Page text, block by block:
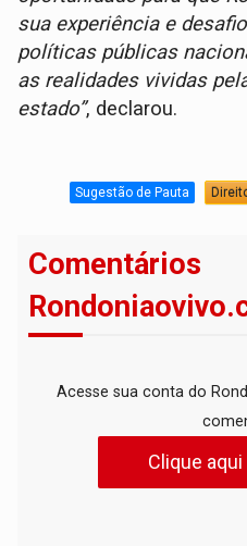
sua experiência e
políticas públicas
as realidades vividas
estado”, declarou.
Sugestão de Pauta
Comentários
Acesse sua conta do
Clique